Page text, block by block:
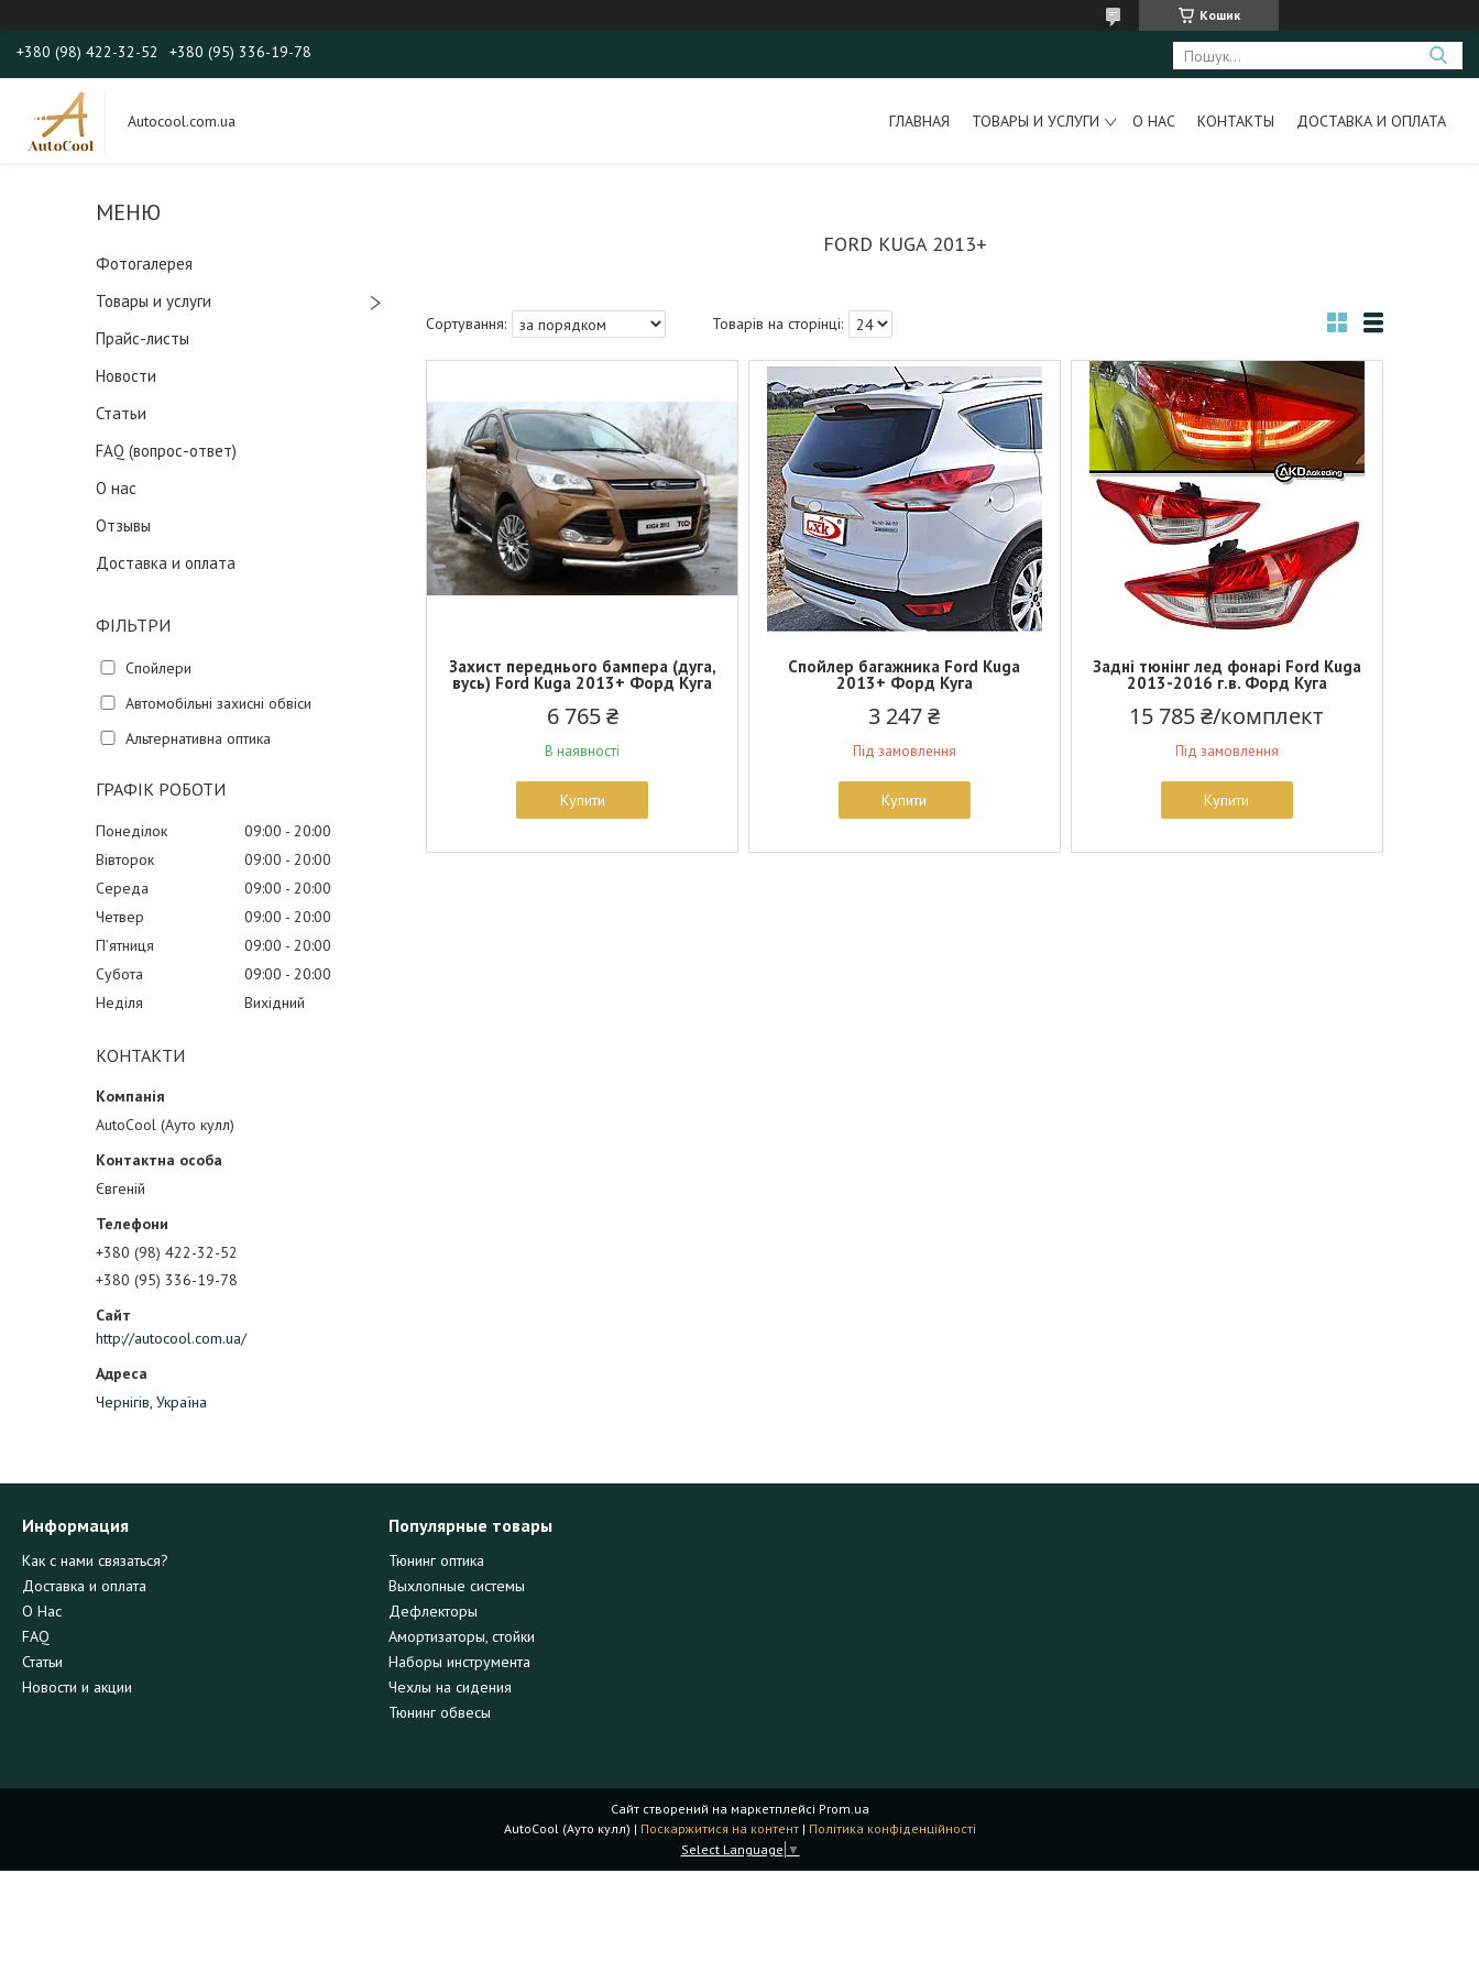
Кошик
+380 (98) 422-32-52 +380 (95) 336-19-78
Autocool.com.ua ГЛАВНАЯ ТОВАРЫ И УСЛУГИ О НАС КОНТАКТЫ ДОСТАВКА И ОПЛАТА
Фотогалерея
Товары и услуги
Прайс-листы
Новости
Статьи
FAQ (вопрос-ответ)
О нас
Отзывы
Доставка и оплата
ФІЛЬТРИ
Спойлери
Автомобільні захисні обвіси
Альтернативна оптика
ГРАФІК РОБОТИ
Понеділок 09:00
20:00
Вівторок
09:00
20:00
Середа
09:00
20:00
Четвер
09:00
20:00
Пʼятниця
09:00
20:00
Субота
09:00
20:00
Неділя
Вихідний
КОНТАКТИ
AutoCool (Ауто кулл)
Євгеній
+380 (98) 422-32-52
+380 (95) 336-19-78
http://autocool.com.ua/
Чернігів, Україна
FORD KUGA 2013+
Захист переднього бампера (дуга,
вусь) Ford Kuga 2013+ Форд Куга
6 765 ₴
В наявності
Купити
Спойлер багажника Ford Kuga
2013+ Форд Куга
3 247 ₴
Під замовлення
Купити
Задні тюнінг лед фонарі Ford Kuga
2013-2016 г.в. Форд Куга
15 785 ₴/комплект
Під замовлення
Купити
Информация
Как с нами связаться?
Доставка и оплата
О Нас
FAQ
Статьи
Новости и акции
Популярные товары
Тюнинг оптика
Выхлопные системы
Дефлекторы
Амортизаторы, стойки
Наборы инструмента
Чехлы на сидения
Тюнинг обвесы
Сайт створений на маркетплейсі Prom.ua
AutoCool (Ауто кулл) | Поскаржитися на контент | Політика конфіденційності
Select Language ▼